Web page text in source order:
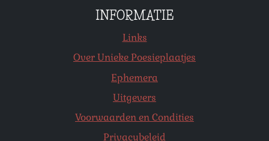
INFORMATIE
Links
Over Unieke Poesieplaatjes
Ephemera
Uitgevers
Voorwaarden en Condities
Privacybeleid